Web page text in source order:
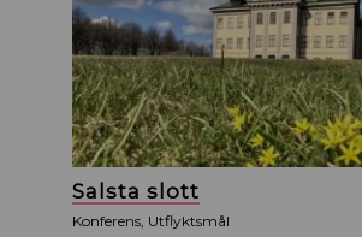
Salsta slott
Konferens, Utflyktsmål